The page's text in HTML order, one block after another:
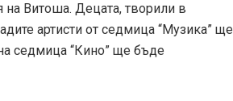
на Витоша. Децата, творили в
артисти от седмица “Музика” ще
седмица “Кино” ще бъде